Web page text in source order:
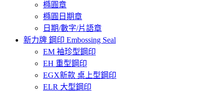
橢圓章
橢圓日期章
日期/數字/片語章
新力牌 鋼印 Embossing Seal
EM 袖珍型鋼印
EH 重型鋼印
EGX新款 桌上型鋼印
ELR 大型鋼印